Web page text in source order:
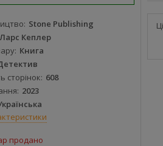
Stone Publishing
Ларс Кеплер
Книга
сторінок 608
2023
продано